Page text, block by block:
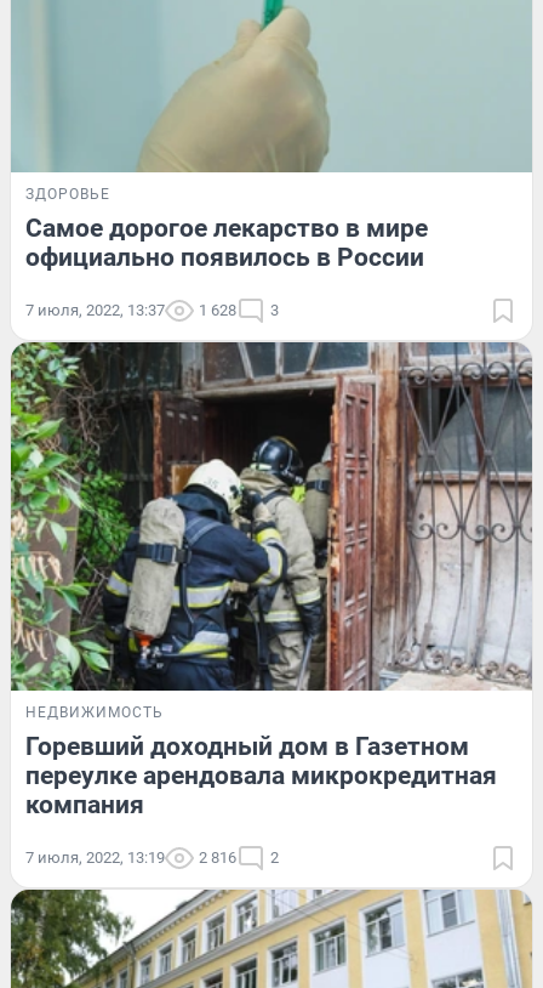
ЗДОРОВЬЕ
Самое дорогое лекарство в мире
официально появилось в России
7 июля, 2022, 13:37 1 628 3
НЕДВИЖИМОСТЬ
Горевший доходный дом в Газетном
переулке арендовала микрокредитная
компания
7 июля, 2022, 13:19 2 816 2